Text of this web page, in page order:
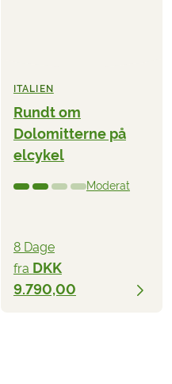
ITALIEN
Rundt om
Dolomitterne på
elcykel
Moderat
8 Dage
fra DKK
9.790,00